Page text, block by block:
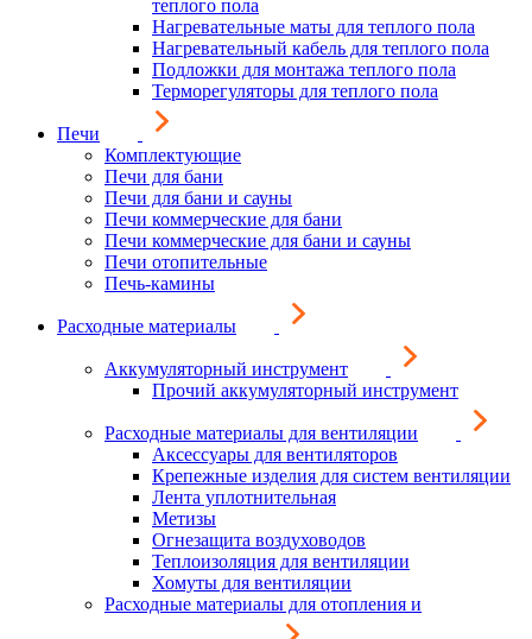
теплого пола
Нагревательные маты для теплого пола
Нагревательный кабель для теплого пола
Подложки для монтажа теплого пола
Терморегуляторы для теплого пола
Печи
Комплектующие
Печи для бани
Печи для бани и сауны
Печи коммерческие для бани
Печи коммерческие для бани и сауны
Печи отопительные
Печь-камины
Расходные материалы
Аккумуляторный инструмент
Прочий аккумуляторный инструмент
Расходные материалы для вентиляции
Аксессуары для вентиляторов
Крепежные изделия для систем вентиляции
Лента уплотнительная
Метизы
Огнезащита воздуховодов
Теплоизоляция для вентиляции
Хомуты для вентиляции
Расходные материалы для отопления и